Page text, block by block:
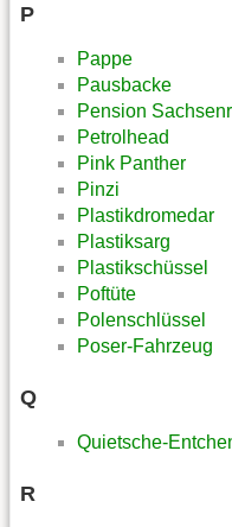
P
Pappe
Pausbacke
Pension
Petrolhead
Pink Panther
Pinzi
Plastikdromedar
Plastiksarg
Plastikschüssel
Poftüte
Polenschlüssel
Poser-Fahrzeug
Q
Quietsche-
R